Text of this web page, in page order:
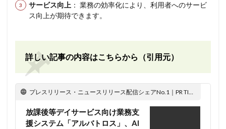
サービス向上 ： 業務の効率化により、利用者へのサービ
ス向上が期待できます。
詳しい記事の内容はこちらから（引用元）
プレスリリース・ニュースリリース配信シェアNo.1｜PR TIMES
放課後等デイサービス向け業務支
援システム「アルバトロス」、AI